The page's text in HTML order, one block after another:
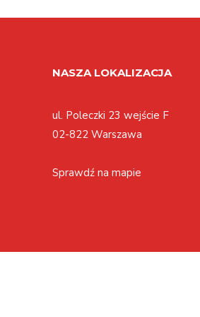
NASZA LOKALIZACJA
ul. Poleczki 23 wejście F
02-822 Warszawa
Sprawdź na mapie